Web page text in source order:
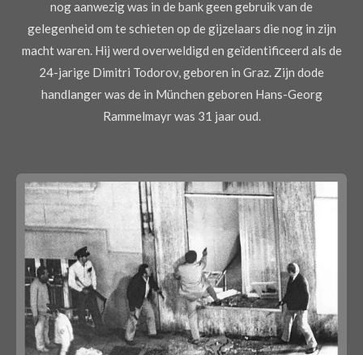
nog aanwezig was in de bank geen gebruik van de
gelegenheid om te schieten op de gijzelaars die nog in zijn
macht waren. Hij werd overweldigd en geïdentificeerd als de
24-jarige Dimitri Todorov, geboren in Graz. Zijn dode
handlanger was de in München geboren Hans-Georg
Rammelmayr was 31 jaar oud.